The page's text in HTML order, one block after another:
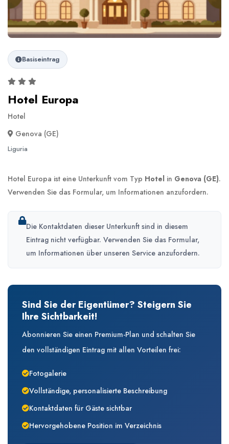
Basiseintrag
Hotel Europa
Hotel
Genova (GE)
Liguria
Hotel Europa ist eine Unterkunft vom Typ Hotel in Genova (GE).
Verwenden Sie das Formular, um Informationen anzufordern.
Die Kontaktdaten dieser Unterkunft sind in diesem
Eintrag nicht verfügbar. Verwenden Sie das Formular,
um Informationen über unseren Service anzufordern.
Sind Sie der Eigentümer? Steigern Sie
Ihre Sichtbarkeit!
Abonnieren Sie einen Premium-Plan und schalten Sie
den vollständigen Eintrag mit allen Vorteilen frei:
Fotogalerie
Vollständige, personalisierte Beschreibung
Kontaktdaten für Gäste sichtbar
Hervorgehobene Position im Verzeichnis